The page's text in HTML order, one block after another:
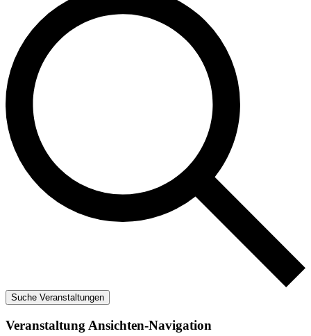
Suche Veranstaltungen
Veranstaltung Ansichten-Navigation